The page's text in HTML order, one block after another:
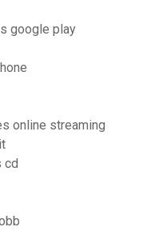
google play
online streaming
cd